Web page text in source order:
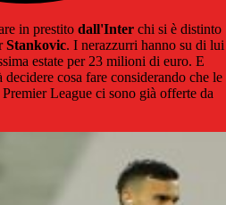
in prestito dall'Inter chi si è distinto
Stankovic. I nerazzurri hanno su di lui
estate per 23 milioni di euro. E
decidere cosa fare considerando che le
League ci sono già offerte da